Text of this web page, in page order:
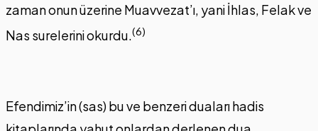
zaman onun üzerine Muavvezat’ı, yani İhlas, Felak ve
Nas surelerini okurdu.(6)
Efendimiz’in (sas) bu ve benzeri duaları hadis